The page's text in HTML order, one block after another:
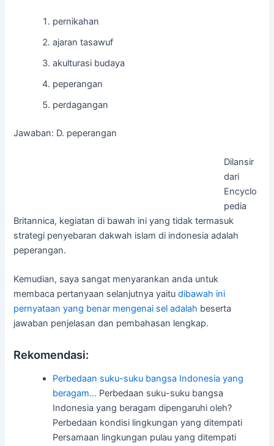
pernikahan
ajaran tasawuf
akulturasi budaya
peperangan
perdagangan
Jawaban: D. peperangan
Dilansir
dari
Encyclo
pedia
Britannica, kegiatan di bawah ini yang tidak termasuk
strategi penyebaran dakwah islam di indonesia adalah
peperangan.
Kemudian, saya sangat menyarankan anda untuk
membaca pertanyaan selanjutnya yaitudibawah ini
pernyataan yang benar mengenai sel adalah beserta
jawaban penjelasan dan pembahasan lengkap.
Rekomendasi:
Perbedaan suku-suku bangsa Indonesia yang
beragam… Perbedaan suku-suku bangsa
Indonesia yang beragam dipengaruhi oleh?
Perbedaan kondisi lingkungan yang ditempati
Persamaan lingkungan pulau yang ditempati